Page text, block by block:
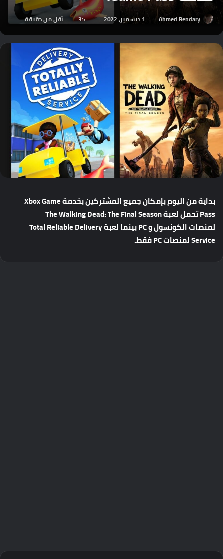
Ahmed Bendary 1 ديسمبر، 2022 35 أقل من دقيقة
بدايةمناليومبإمكانجميعالمشتركينبخدمةXbox Game
Passتحمللعبة
لمنصاتالكونسولو بينمالعبةTotal Reliable Delivery
Serviceلمنصات فقط.